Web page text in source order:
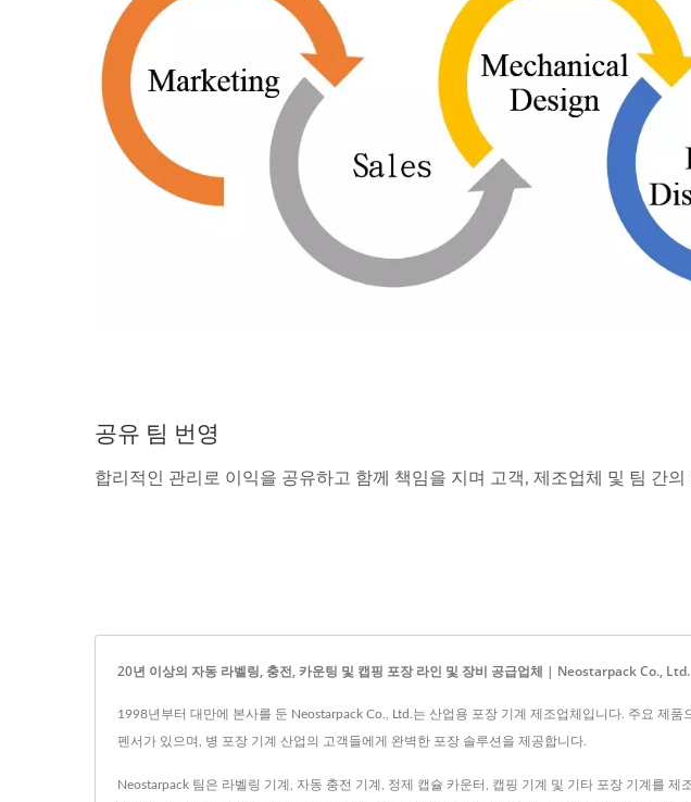
공유 팀 번영
합리적인 관리로 이익을 공유하고 함께 책임을 지며 고객, 제조업체 및 팀 간
20년 이상의 자동 라벨링, 충전, 카운팅 및 캡핑 포장 라인 및 장비 공급업체 | Neostarpack Co., Ltd.
1998년부터 대만에 본사를 둔 Neostarpack Co., Ltd.는 산업용 포장 기계 제조업체입니다. 주요 제
펜서가 있으며, 병 포장 기계 산업의 고객들에게 완벽한 포장 솔루션을 제공합니다.
Neostarpack 팀은 라벨링 기계, 자동 충전 기계, 정제 캡슐 카운터, 캡핑 기계 및 기타 포장 기계를